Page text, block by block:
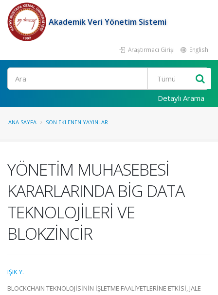
Akademik Veri Yönetim Sistemi
Araştırmacı Girişi English
Ara
Detaylı Arama
ANA SAYFA SON EKLENEN YAYINLAR
YÖNETİM MUHASEBESİ
KARARLARINDA BİG DATA
TEKNOLOJİLERİ VE
BLOKZİNCİR
IŞIK Y.
BLOCKCHAIN TEKNOLOJİSİNİN İŞLETME FAALİYETLERİNE ETKİSİ, JALE